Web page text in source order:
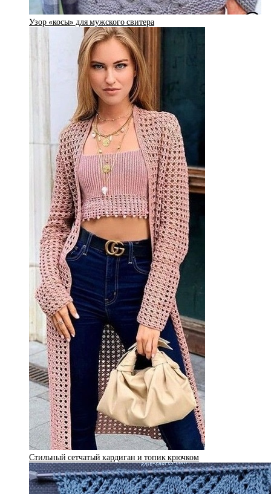
Узор «косы» для мужского свитера
Стильный сетчатый кардиган и топик крючком